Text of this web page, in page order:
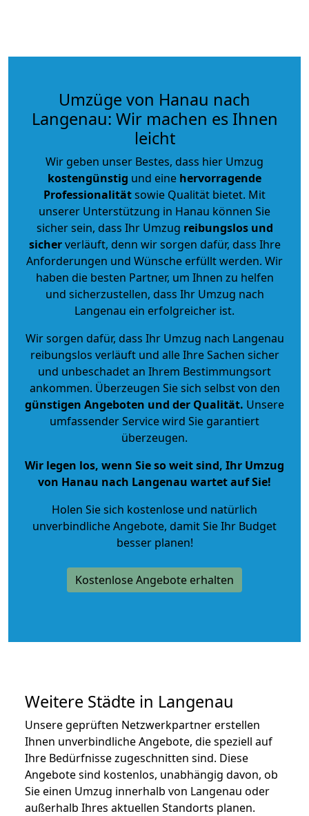
Umzüge von Hanau nach
Langenau: Wir machen es Ihnen
leicht
Wir geben unser Bestes, dass hier Umzug
kostengünstig und eine hervorragende
Professionalitätsowie Qualität bietet. Mit
unserer Unterstützung in Hanau können Sie
sicher sein, dass Ihr Umzug reibungslos und
sicherverläuft, denn wir sorgen dafür, dass Ihre
Anforderungen und Wünsche erfüllt werden. Wir
haben die besten Partner, um Ihnen zu helfen
und sicherzustellen, dass Ihr Umzug nach
Langenau ein erfolgreicher ist.
Wir sorgen dafür, dass Ihr Umzug nach Langenau
reibungslos verläuft und alle Ihre Sachen sicher
und unbeschadet an Ihrem Bestimmungsort
ankommen. Überzeugen Sie sich selbst von den
günstigen Angeboten und der Qualität. Unsere
umfassender Service wird Sie garantiert
überzeugen.
Wir legen los, wenn Sie so weit sind, Ihr Umzug
von Hanau nach Langenau wartet auf Sie!
Holen Sie sich kostenlose und natürlich
unverbindliche Angebote, damit Sie Ihr Budget
besser planen!
Kostenlose Angebote erhalten
Weitere Städte in Langenau
Unsere geprüften Netzwerkpartner erstellen
Ihnen unverbindliche Angebote, die speziell auf
Ihre Bedürfnisse zugeschnitten sind. Diese
Angebote sind kostenlos, unabhängig davon, ob
Sie einen Umzug innerhalb von Langenau oder
außerhalb Ihres aktuellen Standorts planen.